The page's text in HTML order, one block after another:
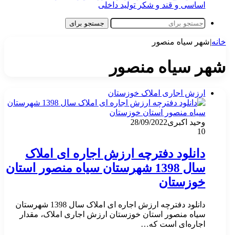
اساسی و قند و شکر تولید داخلی
جستجو برای
خانه|شهر سیاه منصور
شهر سیاه منصور
ارزش اجاری املاک خوزستان
وحید اکبری28/09/2022
10
دانلود دفترچه ارزش اجاره ای املاک
سال 1398 شهرستان سیاه منصور استان
خوزستان
دانلود دفترچه ارزش اجاره ای املاک سال 1398 شهرستان
سیاه منصور استان خوزستان ارزش اجاری املاک، مقدار
اجاره‌ای است که…